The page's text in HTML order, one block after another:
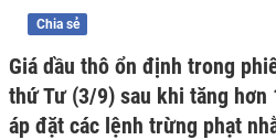
Chia sẻ
Giá dầu thô ổn định trong
thứ Tư (3/9) sau khi tăng hơn
áp đặt các lệnh trừng phạt